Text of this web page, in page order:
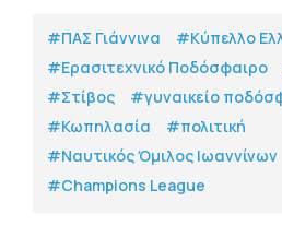
#ΠΑΣ Γιάννινα
#Κύπελλο
#Eρασιτεχνικό Ποδόσφαιρο
#Στίβος
#γυναικείο
#Κωπηλασία
#πολιτική
#Ναυτικός Όμιλος Ιωαννίνων
#Champions League